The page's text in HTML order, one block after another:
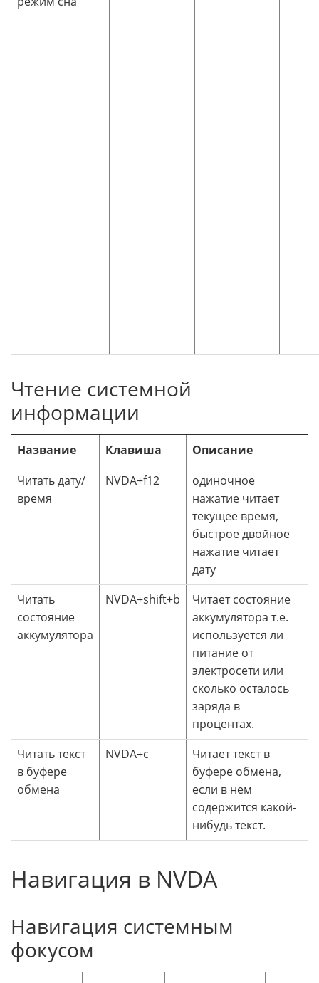
Чтение системной
информации
Название Клавиша
Описание
Читать дату/
время
NVDA+f12
одиночное
нажатие читает
текущее время,
быстрое двойное
нажатие читает
дату
Читать
состояние
аккумулятора
NVDA+shift+b
Читает состояние
аккумулятора т.е.
используется ли
питание от
электросети или
сколько осталось
заряда в
процентах.
Читать текст
в буфере
обмена
NVDA+c
Читает текст в
буфере обмена,
если в нем
содержится какой-
нибудь текст.
Навигация в NVDA
Навигация системным
фокусом